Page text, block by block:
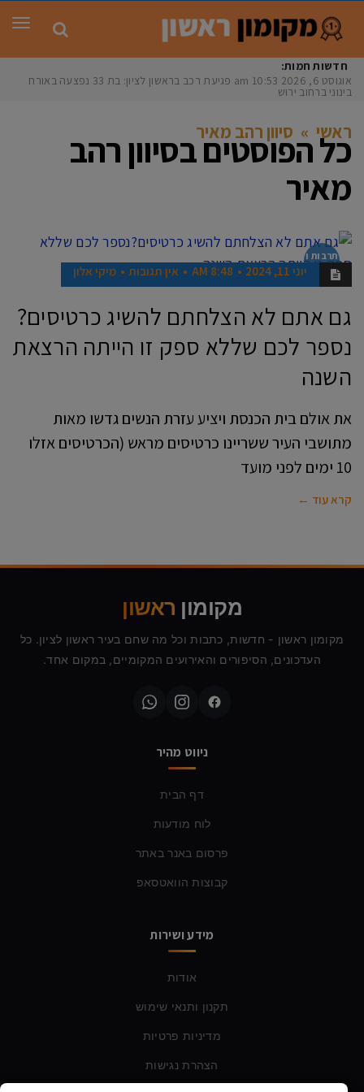
חדשות חמות:
אוגוסט 6, 2026
10:53 am פגיעת רכב בראשון לציון: בת 33 נפצעה באורח
בינוני ברחוב ירושלי
ראשי » סיוון רהב מאיר
כל הפוסטים בסיוון רהב
מאיר
תרבות ו
בידור
יוני 11, 2024 8:48 AM אין תגובות מיקי אלון
גם אתם לא הצלחתם להשיג כרטיסים?
נספר לכם שללא ספק זו הייתה הרצאת
השנה
את אולם בית הכנסת ויציע עזרת הנשים גדשו מאות
מתושבי העיר ששריינו כרטיסים מראש (הכרטיסים אזלו
10 ימים לפני מועד
קרא עוד ←
מקומון ראשון
מקומון ראשון - חדשות, כתבות וכל מה שחם בעיר ראשון לציון. כל
העדכונים, הסיפורים והאירועים המקומיים, במקום אחד.
ניווט מהיר
דף הבית
לוח מודעות
פרסום באנר באתר
קבוצות הוואטסאפ
מידע ושירות
אודות
תקנון ותנאי שימוש
מדיניות פרטיות
הצהרת נגישות